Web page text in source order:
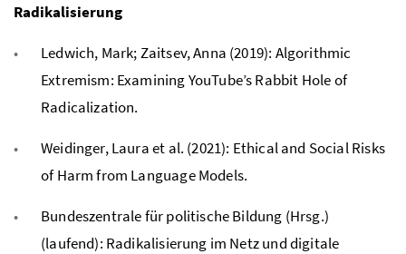
Radikalisierung
Ledwich, Mark; Zaitsev, Anna (2019): Algorithmic
Extremism: Examining YouTube’s Rabbit Hole of
Radicalization.
Weidinger, Laura et al. (2021): Ethical and Social Risks
of Harm from Language Models.
Bundeszentrale für politische Bildung (Hrsg.)
(laufend): Radikalisierung im Netz und digitale